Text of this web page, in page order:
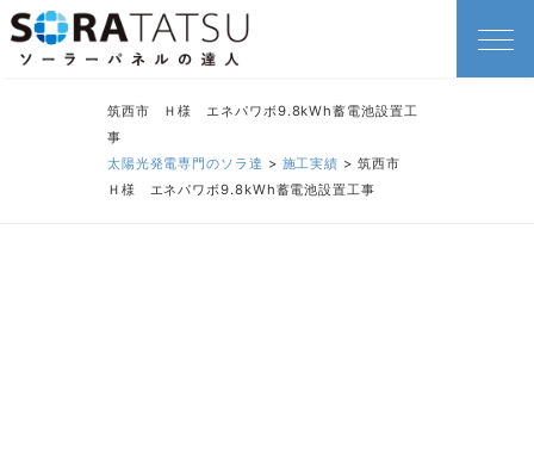
筑西市 Ｈ様 エネパワボ9.8kWh蓄電池設置工
事
太陽光発電専門のソラ達 > 施工実績 > 筑西市
Ｈ様 エネパワボ9.8kWh蓄電池設置工事